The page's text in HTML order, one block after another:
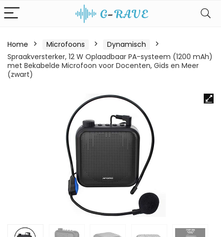
Home Microfoons
Dynamisch
Spraakversterker, 12 W Oplaadbaar PA-systeem (1200 mAh)
met Bekabelde Microfoon voor Docenten, Gids en Meer
(zwart)